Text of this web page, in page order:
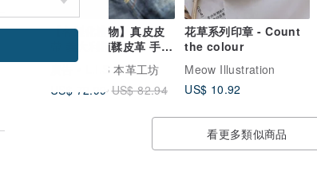
【客製化禮物】真皮皮
帶 義大利植鞣皮革 手工
製作 2色父親節禮物
L.I.S 本革工坊
US$ 72.99 US$ 82.94
花草系列印章 - Count
the colour
Meow Illustration
US$ 10.92
看更多類似商品